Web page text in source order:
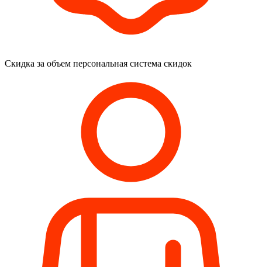
Скидка за объем персональная система скидок